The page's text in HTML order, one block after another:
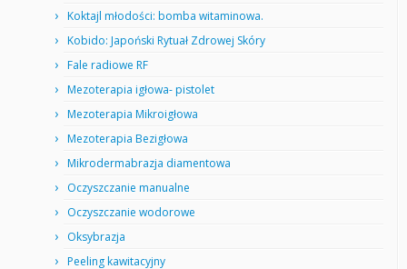
Koktajl młodości: bomba witaminowa.
Kobido: Japoński Rytuał Zdrowej Skóry
Fale radiowe RF
Mezoterapia igłowa- pistolet
Mezoterapia Mikroigłowa
Mezoterapia Bezigłowa
Mikrodermabrazja diamentowa
Oczyszczanie manualne
Oczyszczanie wodorowe
Oksybrazja
Peeling kawitacyjny